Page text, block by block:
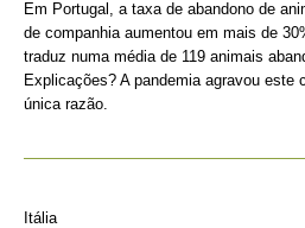
Em Portugal, a taxa de abandono de
de companhia aumentou em mais de
traduz numa média de 119 animais
Explicações? A pandemia agravou este
única razão.
Itália